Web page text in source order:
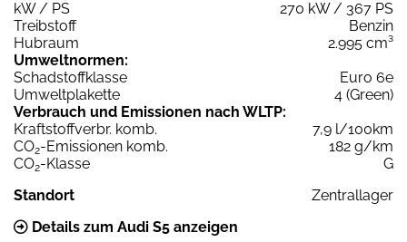
kW / PS
270 kW / 367 PS
Treibstoff
Benzin
Hubraum
2.995 cm³
Umweltnormen:
Schadstoffklasse
Euro 6e
Umweltplakette
4 (Green)
Verbrauch und Emissionen nach WLTP:
Kraftstoffverbr. komb.
7,9 l/100km
CO2-Emissionen komb.
182 g/km
CO2-Klasse
G
Standort
Zentrallager
Details zum Audi S5 anzeigen